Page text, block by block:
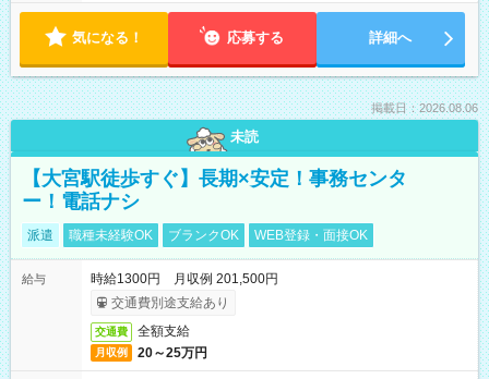
気になる！ 応募する 詳細へ
掲載日：2026.08.06
未読
【大宮駅徒歩すぐ】長期×安定！事務センタ
ー！電話ナシ
派遣 職種未経験OK ブランクOK WEB登録・面接OK
給与
時給1300円 月収例 201,500円
交通費別途支給あり
交通費 全額支給
月収例 20～25万円